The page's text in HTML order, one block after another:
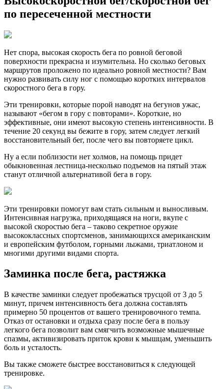
по пересеченной местности
Нет спора, высокая скорость бега по ровной беговой
поверхности прекрасна и изумительна. Но сколько беговых
маршрутов проложено по идеально ровной местности? Вам
нужно развивать силу ног с помощью коротких интервалов
скоростного бега в гору.
Эти тренировки, которые порой наводят на бегунов ужас,
называют «бегом в гору с повторами». Короткие, но
эффективные, они имеют высокую степень интенсивности. В
течение 20 секунд вы бежите в гору, затем следует легкий
восстановительный бег, после чего вы повторяете цикл.
Ну а если поблизости нет холмов, на помощь придет
обыкновенная лестница-несколько подъемов на пятый этаж
станут отличной альтернативой бега в гору.
Эти тренировки помогут вам стать сильным и выносливым.
Интенсивная нагрузка, приходящаяся на ноги, вкупе с
высокой скоростью бега – таково секретное оружие
высококлассных спортсменов, занимающихся американским
и европейским футболом, горными лыжами, триатлоном и
многими другими видами спорта.
Заминка после бега, растяжка
В качестве заминки следует пробежаться трусцой от 3 до 5
минут, причем интенсивность бега должна составлять
примерно 50 процентов от вашего тренировочного темпа.
Отказ от остановки и отдыха сразу после бега в пользу
легкого бега позволит вам смягчить возможные мышечные
спазмы, активизировать приток крови к мышцам, уменьшить
боль и усталость.
Вы также сможете быстрее восстановиться к следующей
тренировке.